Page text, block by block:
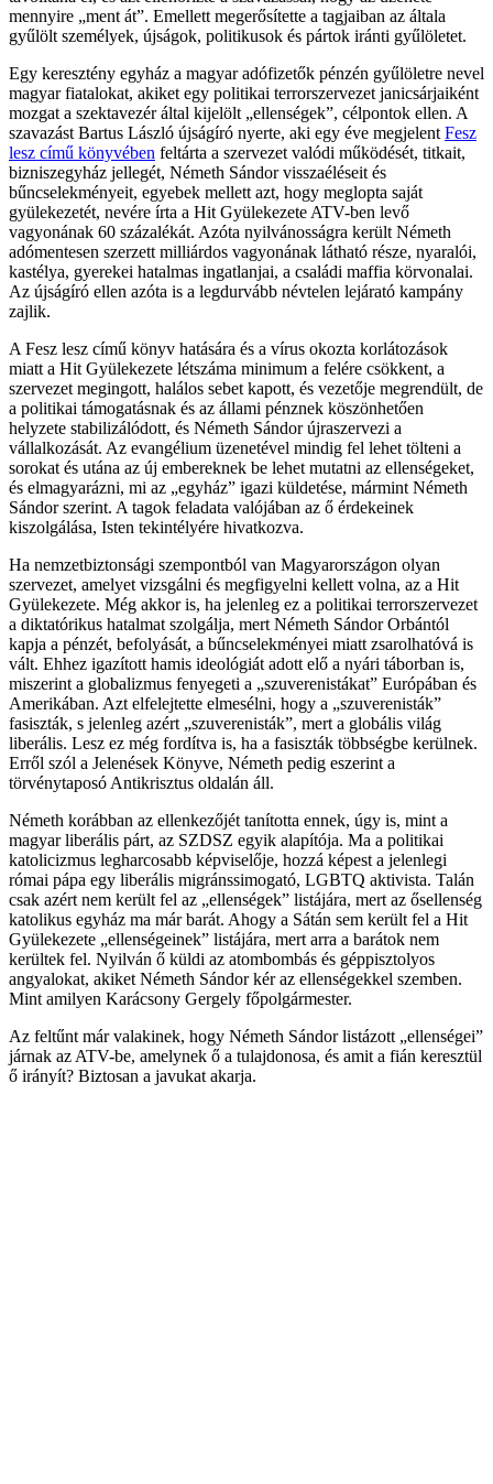
mennyire „ment át”. Emellett megerősítette a tagjaiban az általa
gyűlölt személyek, újságok, politikusok és pártok iránti gyűlöletet.
Egy keresztény egyház a magyar adófizetők pénzén gyűlöletre nevel
magyar fiatalokat, akiket egy politikai terrorszervezet janicsárjaiként
mozgat a szektavezér által kijelölt „ellenségek”, célpontok ellen. A
szavazást Bartus László újságíró nyerte, aki egy éve megjelent Fesz
lesz című könyvében feltárta a szervezet valódi működését, titkait,
bizniszegyház jellegét, Németh Sándor visszaéléseit és
bűncselekményeit, egyebek mellett azt, hogy meglopta saját
gyülekezetét, nevére írta a Hit Gyülekezete ATV-ben levő
vagyonának 60 százalékát. Azóta nyilvánosságra került Németh
adómentesen szerzett milliárdos vagyonának látható része, nyaralói,
kastélya, gyerekei hatalmas ingatlanjai, a családi maffia körvonalai.
Az újságíró ellen azóta is a legdurvább névtelen lejárató kampány
zajlik.
A Fesz lesz című könyv hatására és a vírus okozta korlátozások
miatt a Hit Gyülekezete létszáma minimum a felére csökkent, a
szervezet megingott, halálos sebet kapott, és vezetője megrendült, de
a politikai támogatásnak és az állami pénznek köszönhetően
helyzete stabilizálódott, és Németh Sándor újraszervezi a
vállalkozását. Az evangélium üzenetével mindig fel lehet tölteni a
sorokat és utána az új embereknek be lehet mutatni az ellenségeket,
és elmagyarázni, mi az „egyház” igazi küldetése, mármint Németh
Sándor szerint. A tagok feladata valójában az ő érdekeinek
kiszolgálása, Isten tekintélyére hivatkozva.
Ha nemzetbiztonsági szempontból van Magyarországon olyan
szervezet, amelyet vizsgálni és megfigyelni kellett volna, az a Hit
Gyülekezete. Még akkor is, ha jelenleg ez a politikai terrorszervezet
a diktatórikus hatalmat szolgálja, mert Németh Sándor Orbántól
kapja a pénzét, befolyását, a bűncselekményei miatt zsarolhatóvá is
vált. Ehhez igazított hamis ideológiát adott elő a nyári táborban is,
miszerint a globalizmus fenyegeti a „szuverenistákat” Európában és
Amerikában. Azt elfelejtette elmesélni, hogy a „szuverenisták”
fasiszták, s jelenleg azért „szuverenisták”, mert a globális világ
liberális. Lesz ez még fordítva is, ha a fasiszták többségbe kerülnek.
Erről szól a Jelenések Könyve, Németh pedig eszerint a
törvénytaposó Antikrisztus oldalán áll.
Németh korábban az ellenkezőjét tanította ennek, úgy is, mint a
magyar liberális párt, az SZDSZ egyik alapítója. Ma a politikai
katolicizmus legharcosabb képviselője, hozzá képest a jelenlegi
római pápa egy liberális migránssimogató, LGBTQ aktivista. Talán
csak azért nem került fel az „ellenségek” listájára, mert az ősellenség
katolikus egyház ma már barát. Ahogy a Sátán sem került fel a Hit
Gyülekezete „ellenségeinek” listájára, mert arra a barátok nem
kerültek fel. Nyilván ő küldi az atombombás és géppisztolyos
angyalokat, akiket Németh Sándor kér az ellenségekkel szemben.
Mint amilyen Karácsony Gergely főpolgármester.
Az feltűnt már valakinek, hogy Németh Sándor listázott „ellenségei”
járnak az ATV-be, amelynek ő a tulajdonosa, és amit a fián keresztül
ő irányít? Biztosan a javukat akarja.